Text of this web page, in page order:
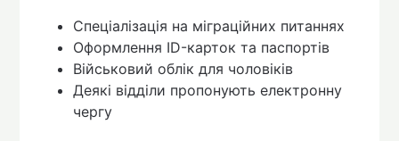
Спеціалізація на міграційних питаннях
Оформлення ID-карток та паспортів
Військовий облік для чоловіків
Деякі відділи пропонують електронну
чергу